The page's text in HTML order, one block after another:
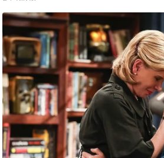
ध
र्म
स्थ
ल
व्र
त
त्यो
हा
र